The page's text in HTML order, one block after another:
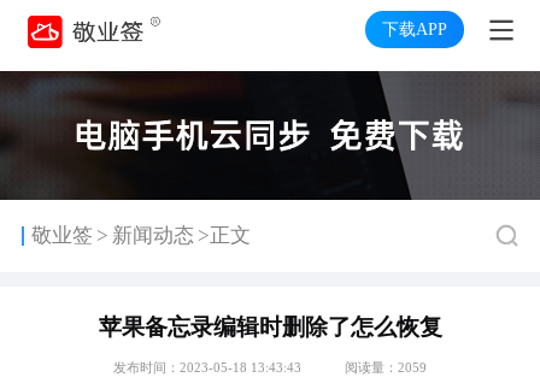
下载APP
敬业签 > 新闻动态 >正文
苹果备忘录编辑时删除了怎么恢复
发布时间：2023-05-18 13:43:43 阅读量：2059